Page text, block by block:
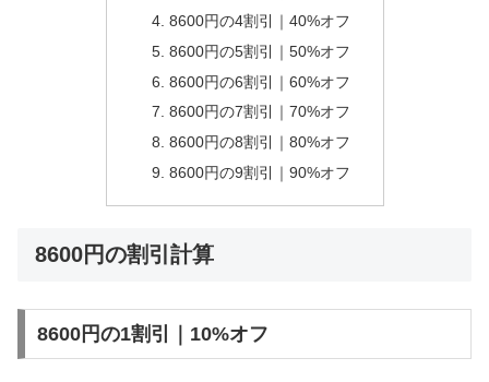
8600円の4割引｜40%オフ
8600円の5割引｜50%オフ
8600円の6割引｜60%オフ
8600円の7割引｜70%オフ
8600円の8割引｜80%オフ
8600円の9割引｜90%オフ
8600円の割引計算
8600円の1割引｜10%オフ